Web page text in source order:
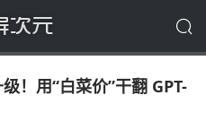
！用“白菜价”干翻 GPT-